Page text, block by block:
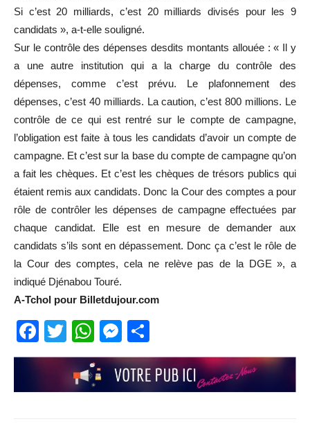
Si c’est 20 milliards, c’est 20 milliards divisés pour les 9
candidats », a-t-elle souligné.
Sur le contrôle des dépenses desdits montants allouée : « Il y
a une autre institution qui a la charge du contrôle des
dépenses, comme c’est prévu. Le plafonnement des
dépenses, c’est 40 milliards. La caution, c’est 800 millions. Le
contrôle de ce qui est rentré sur le compte de campagne,
l’obligation est faite à tous les candidats d’avoir un compte de
campagne. Et c’est sur la base du compte de campagne qu’on
a fait les chèques. Et c’est les chèques de trésors publics qui
étaient remis aux candidats. Donc la Cour des comptes a pour
rôle de contrôler les dépenses de campagne effectuées par
chaque candidat. Elle est en mesure de demander aux
candidats s’ils sont en dépassement. Donc ça c’est le rôle de
la Cour des comptes, cela ne relève pas de la DGE », a
indiqué Djénabou Touré.
A-Tchol pour Billetdujour.com
Facebook
TwitterWhatsApp
Messenger